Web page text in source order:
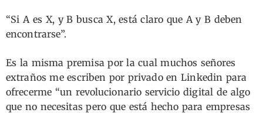
“Si A es X, y B busca X, está claro que A y B deben
encontrarse”.
Es la misma premisa por la cual muchos señores
extraños me escriben por privado en Linkedin para
ofrecerme “un revolucionario servicio digital de algo
que no necesitas pero que está hecho para empresas